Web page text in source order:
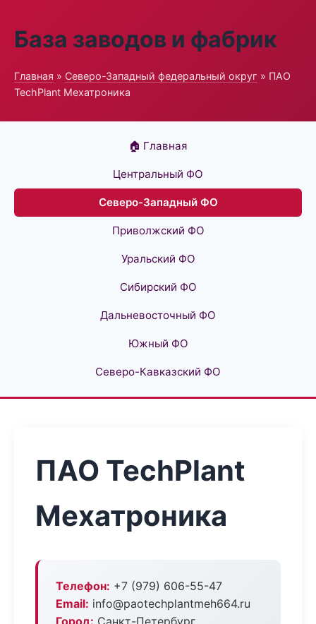
База заводов и фабрик
Главная » Северо-Западный федеральный округ » ПАО
TechPlant Мехатроника
🏠 Главная
Центральный ФО
Северо-Западный ФО
Приволжский ФО
Уральский ФО
Сибирский ФО
Дальневосточный ФО
Южный ФО
Северо-Кавказский ФО
ПАО TechPlant
Мехатроника
Телефон: +7 (979) 606-55-47
Email: info@paotechplantmeh664.ru
Город: Санкт-Петербург